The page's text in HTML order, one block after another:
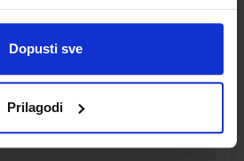
Dopusti sve
Prilagodi
broj ministarstva:6013
CIJENA:
Omot